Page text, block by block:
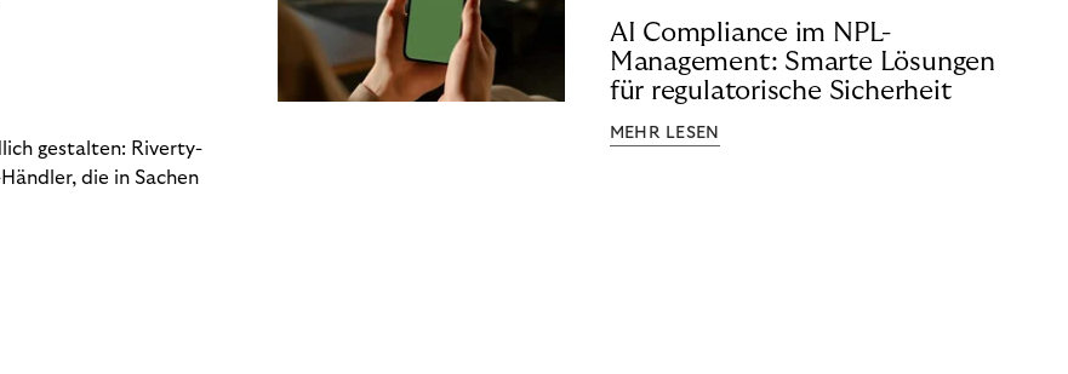
gestalten: Riverty-
die in Sachen
AI Compliance im NPL-
Management: Smarte Lösungen
für regulatorische Sicherheit
MEHR LESEN